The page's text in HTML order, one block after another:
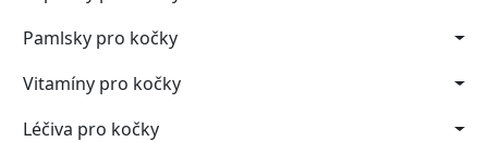
Pamlsky pro kočky
Vitamíny pro kočky
Léčiva pro kočky